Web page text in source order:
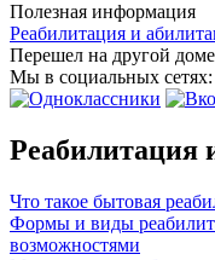
Полезная информация
Реабилитация и
Перешел на другой
Мы в социальных сетях:
Реабилитация
Что такое бытовая
Формы и виды
возможностями